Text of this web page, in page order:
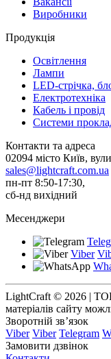
Виробники
Продукція
Освітлення
Лампи
LED-стрічка,
Електротехніка
Кабель і провід
Системи
Контакти та адреса
02094 місто Київ,
sales@lightcraft.com.ua
пн-пт 8:50-17:30,
сб-нд вихідний
Месенджери
Viber
LightCraft © 2026 |
матеріалів сайту
Зворотній зв’язок
Viber Viber Telegram
Замовити дзвінок